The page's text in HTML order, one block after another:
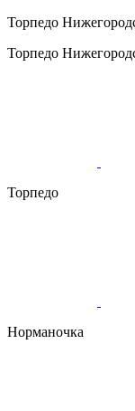
Торпедо
Торпедо
Торпедо
Норманочка